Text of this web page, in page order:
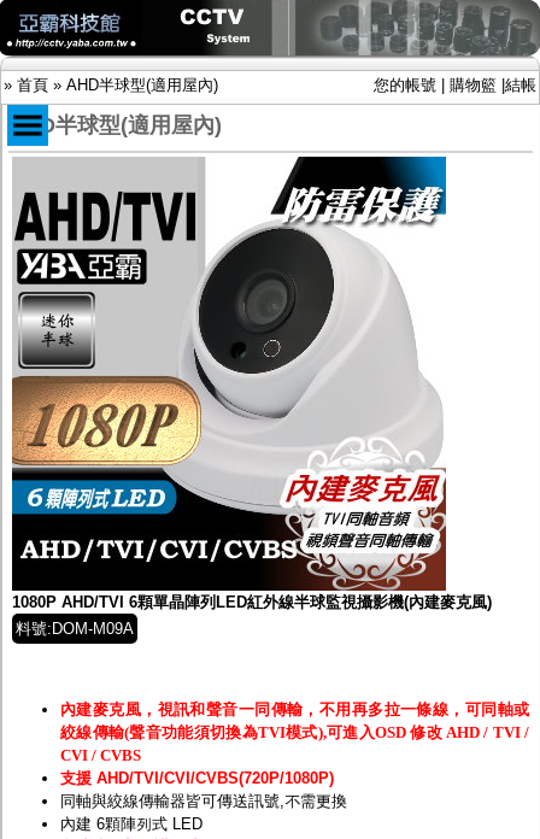
» 首頁 » AHD半球型(適用屋內) 您的帳號 購物籃 結帳
商品目錄
限時促銷特惠專案
IP網路攝影機及錄放影機
AHD DVR數位錄放影機
AHD半球型(適用屋內)
AHD中小型紅外線攝影機(適用騎樓、室內外)
AHD防護罩型攝影機(適用屋外，紅外線照射
距離遠）
AHD特殊功能型攝影機
旋轉型攝影機.旋轉台
傳統高解析攝影機
鏡頭
投光設備
防護罩及支架
監聽器.麥克風
視訊轉換設備
雙絞線傳輸器
雜訊改善器
網路線
懶人線.同軸線.花線
線頭.插座.延長線.HDMI線
集線盒.防水盒.配線盒
變壓器.避雷器
轉接頭
AHD半球型(適用屋內)
1080P AHD/TVI 6顆單晶陣列LED紅外線半球監視攝影機(內建麥克風)
料號:DOM-M09A
內建麥克風，視訊和聲音一同傳輸，不用再多拉一條線，可同軸或
絞線傳輸(聲音功能須切換為TVI模式),可進入OSD 修改 AHD / TVI /
CVI / CVBS
支援 AHD/TVI/CVI/CVBS(720P/1080P)
同軸與絞線傳輸器皆可傳送訊號,不需更換
內建 6顆陣列式 LED